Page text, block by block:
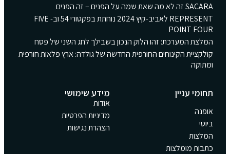
SACARA זה לא מה שאת שמה על הפנים – זה הפנים
REPRESENT לאביב-קיץ 2024 נוחתת בפקטורי 54 וב- FIVE
POINT FOUR
המלצת המערכת: זהו הלוק הנכון בשבילך לחג השני של פסח
קולקציית הקינוחים החורפית החדשה של גולדה: ארץ פלאות חורפית
ומתוקה
תחומי עניין
אופנה
ביוטי
המלצות
כתבות מומלצות
מידע שימושי
אודות
מדיניות הפרטיות
הצהרת נגישות